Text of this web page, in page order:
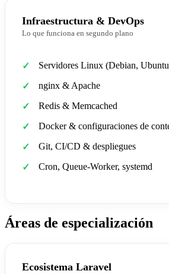
Infraestructura & DevOps
Lo que funciona en segundo plano
Servidores Linux (Debian,
nginx & Apache
Redis & Memcached
Docker & configuraciones de
Git, CI/CD & despliegues
Cron, Queue-Worker, systemd
Áreas de especialización
Ecosistema Laravel